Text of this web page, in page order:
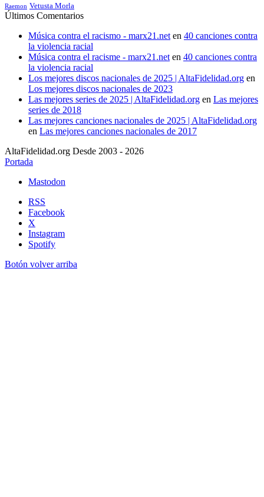
Raemon Vetusta Morla
Últimos Comentarios
Música contra el racismo - marx21.net en 40 canciones contra
la violencia racial
Música contra el racisme - marx21.net en 40 canciones contra
la violencia racial
Los mejores discos nacionales de 2025 | AltaFidelidad.org en
Los mejores discos nacionales de 2023
Las mejores series de 2025 | AltaFidelidad.org en Las mejores
series de 2018
Las mejores canciones nacionales de 2025 | AltaFidelidad.org
en Las mejores canciones nacionales de 2017
AltaFidelidad.org Desde 2003 - 2026
Portada
Mastodon
RSS
Facebook
X
Instagram
Spotify
Botón volver arriba